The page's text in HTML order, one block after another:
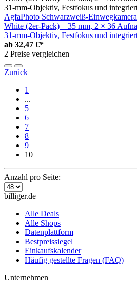
AgfaPhoto Schwarzweiß-
White (2er-Pack) – 35 mm, 2 × 36
31-mm-Objektiv, Festfokus und
ab 32,47 €*
2 Preise vergleichen
Zurück
1
...
5
6
7
8
9
10
Anzahl pro Seite:
billiger.de
Alle Deals
Alle Shops
Datenplattform
Bestpreissiegel
Einkaufskalender
Häufig gestellte Fragen (FAQ)
Unternehmen